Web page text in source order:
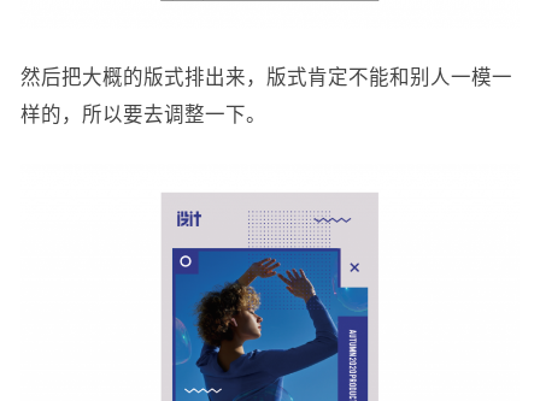
然后把大概的版式排出来，版式肯定不能和别人一模一
样的，所以要去调整一下。